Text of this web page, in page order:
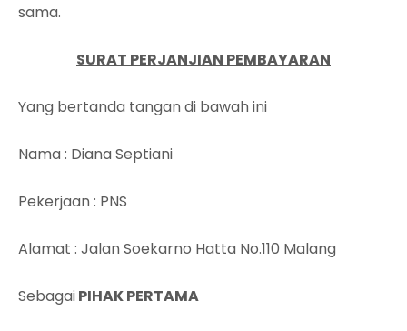
sama.
SURAT PERJANJIAN PEMBAYARAN
Yang bertanda tangan di bawah ini
Nama: Diana Septiani
Pekerjaan: PNS
Alamat : Jalan Soekarno Hatta No.110 Malang
SebagaiPIHAK PERTAMA